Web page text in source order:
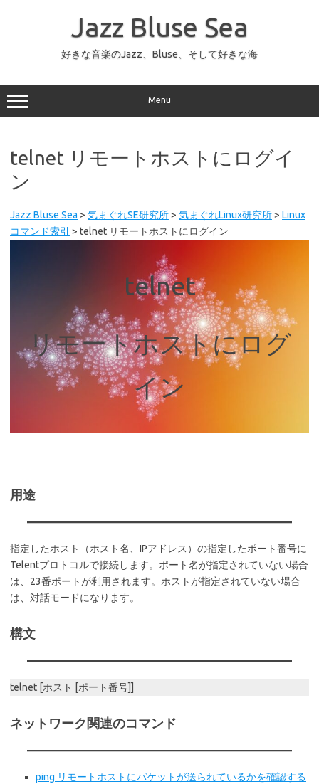
ッ
プ
Jazz Bluse Sea
好きな音楽のJazz、Bluse、そして好きな海
Menu
telnet リモートホストにログイ
ン
Jazz Bluse Sea > 気まぐれSE研究所> 気まぐれLinux研究所> Linux
コマンド索引
> telnet リモートホストにログイン
telnet
リモートホストにログ
イン
用途
指定したホスト（ホスト名、IPアドレス）の指定したポート番号に
Telentプロトコルで接続します。ポート名が指定されていない場合
は、23番ポートが利用されます。ホストが指定されていない場合
は、対話モードになります。
構文
telnet [ホスト [ポート番号]]
ネットワーク関連のコマンド
ping リモートホストにパケットが送られているかを確認する